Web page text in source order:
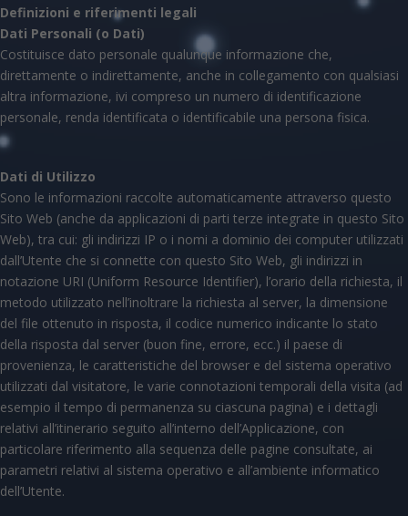
Definizioni e riferimenti legali
Dati Personali (o Dati)
Costituisce dato personale qualunque informazione che,
direttamente o indirettamente, anche in collegamento con qualsiasi
altra informazione, ivi compreso un numero di identificazione
personale, renda identificata o identificabile una persona fisica.
Dati di Utilizzo
Sono le informazioni raccolte automaticamente attraverso questo
Sito Web (anche da applicazioni di parti terze integrate in questo Sito
Web), tra cui: gli indirizzi IP o i nomi a dominio dei computer utilizzati
dall’Utente che si connette con questo Sito Web, gli indirizzi in
notazione URI (Uniform Resource Identifier), l’orario della richiesta, il
metodo utilizzato nell’inoltrare la richiesta al server, la dimensione
del file ottenuto in risposta, il codice numerico indicante lo stato
della risposta dal server (buon fine, errore, ecc.) il paese di
provenienza, le caratteristiche del browser e del sistema operativo
utilizzati dal visitatore, le varie connotazioni temporali della visita (ad
esempio il tempo di permanenza su ciascuna pagina) e i dettagli
relativi all’itinerario seguito all’interno dell’Applicazione, con
particolare riferimento alla sequenza delle pagine consultate, ai
parametri relativi al sistema operativo e all’ambiente informatico
dell’Utente.